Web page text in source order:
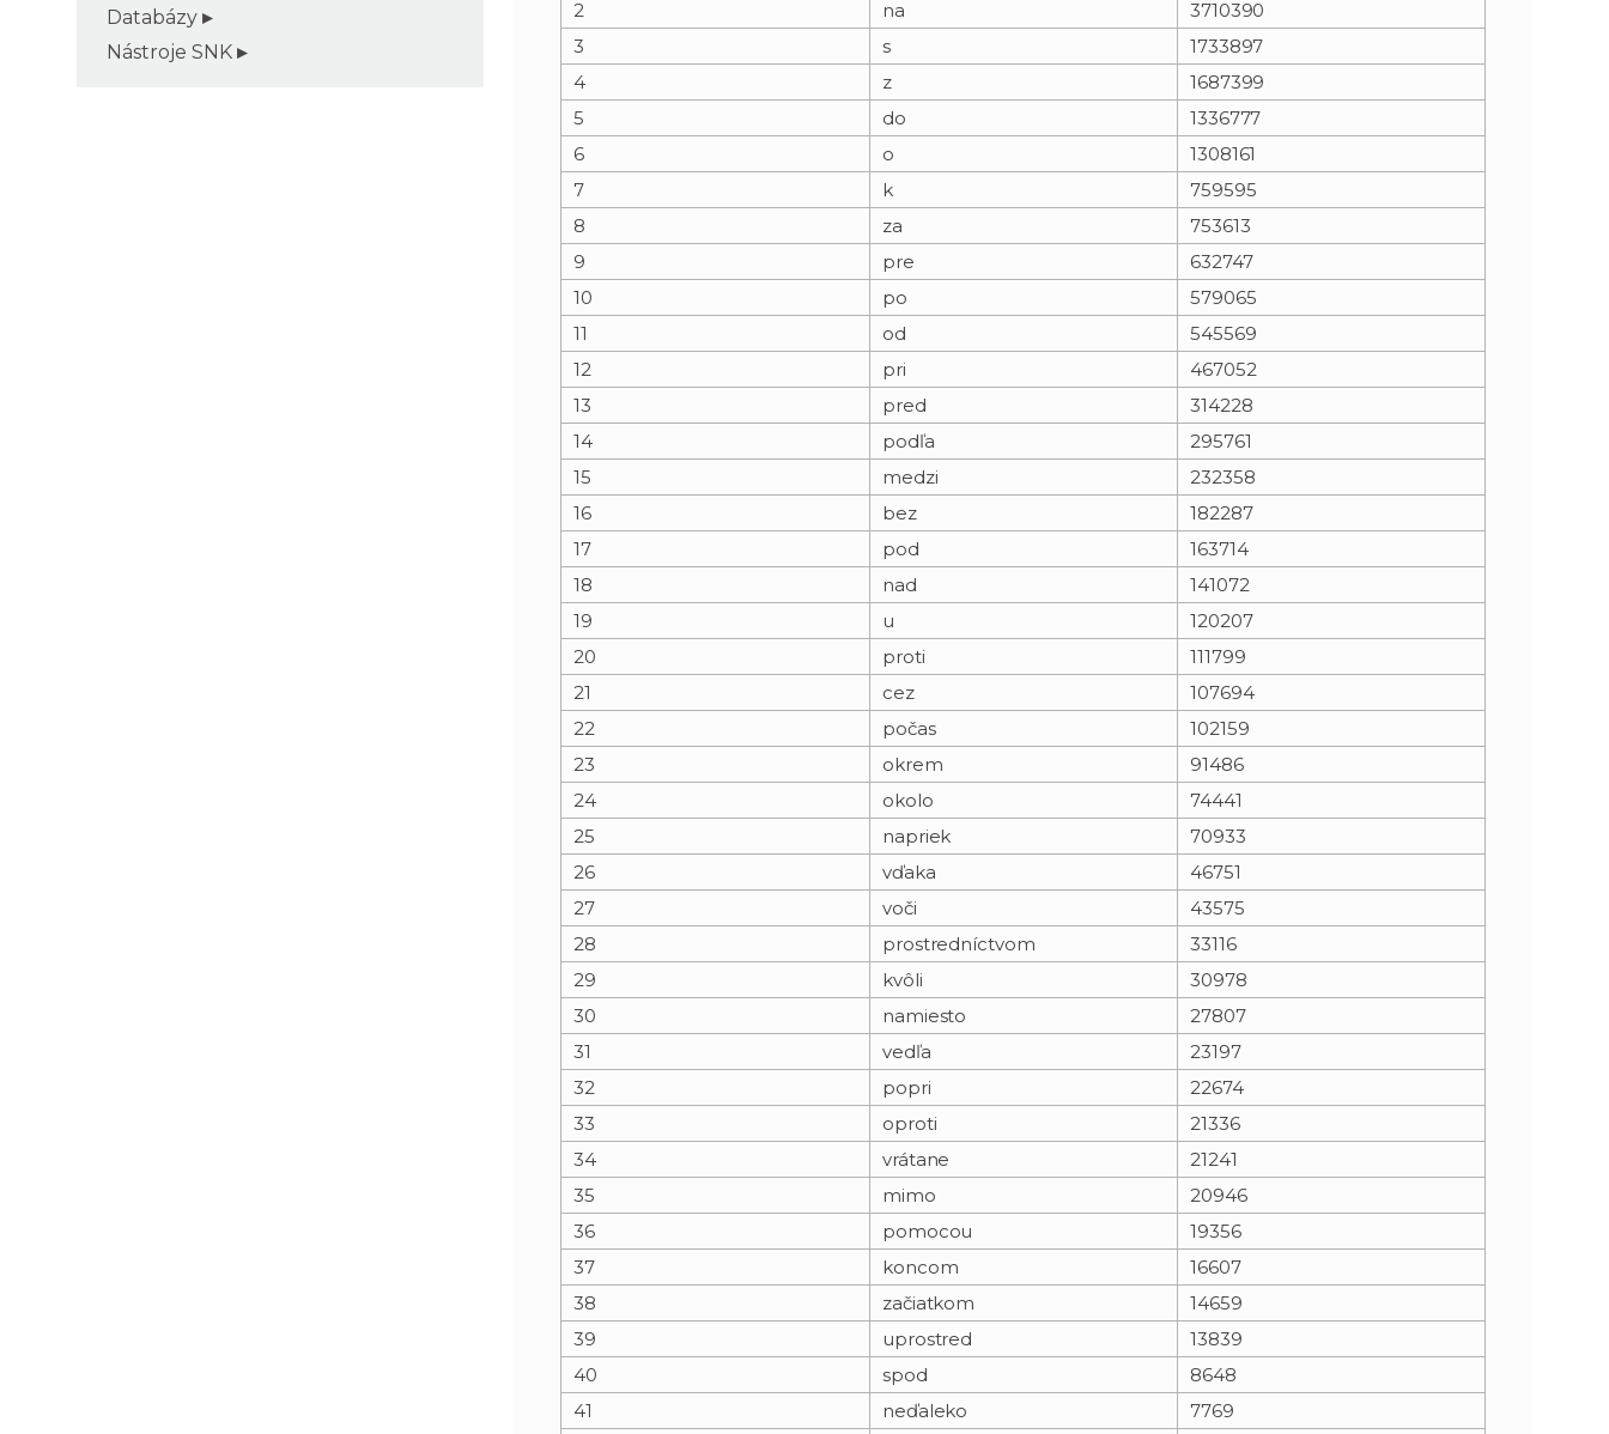
e
t
Databázy
Nástroje SNK
2
na
3710390
3
s
1733897
4
z
1687399
5
do
1336777
6
o
1308161
7
k
759595
8
za
753613
9
pre
632747
10
po
579065
11
od
545569
12
pri
467052
13
pred
314228
14
podľa
295761
15
medzi
232358
16
bez
182287
17
pod
163714
18
nad
141072
19
u
120207
20
proti
111799
21
cez
107694
22
počas
102159
23
okrem
91486
24
okolo
74441
25
napriek
70933
26
vďaka
46751
27
voči
43575
28
prostredníctvom
33116
29
kvôli
30978
30
namiesto
27807
31
vedľa
23197
32
popri
22674
33
oproti
21336
34
vrátane
21241
35
mimo
20946
36
pomocou
19356
37
koncom
16607
38
začiatkom
14659
39
uprostred
13839
40
spod
8648
41
neďaleko
7769